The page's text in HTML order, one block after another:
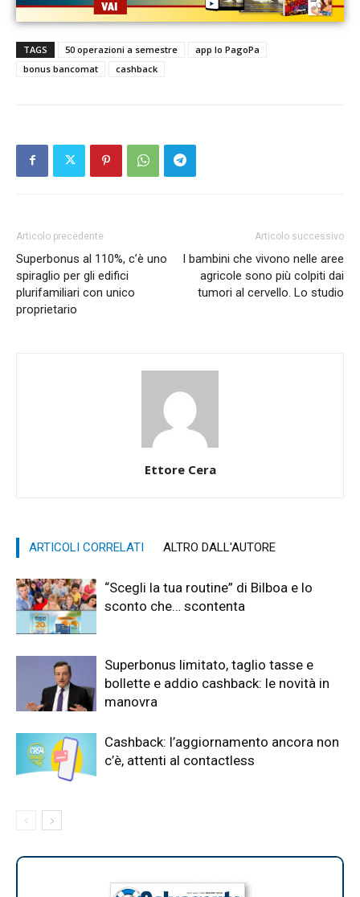
TAGS 50 operazioni a semestre
app Io PagoPa
bonus bancomat
cashback
Articolo precedente
Superbonus al 110%, c’è uno
spiraglio per gli edifici
plurifamiliari con unico
proprietario
Articolo successivo
I bambini che vivono nelle aree
agricole sono più colpiti dai
tumori al cervello. Lo studio
Ettore Cera
ARTICOLI CORRELATI ALTRO DALL'AUTORE
“Scegli la tua routine” di Bilboa e lo
sconto che… scontenta
Superbonus limitato, taglio tasse e
bollette e addio cashback: le novità in
manovra
Cashback: l’aggiornamento ancora non
c’è, attenti al contactless